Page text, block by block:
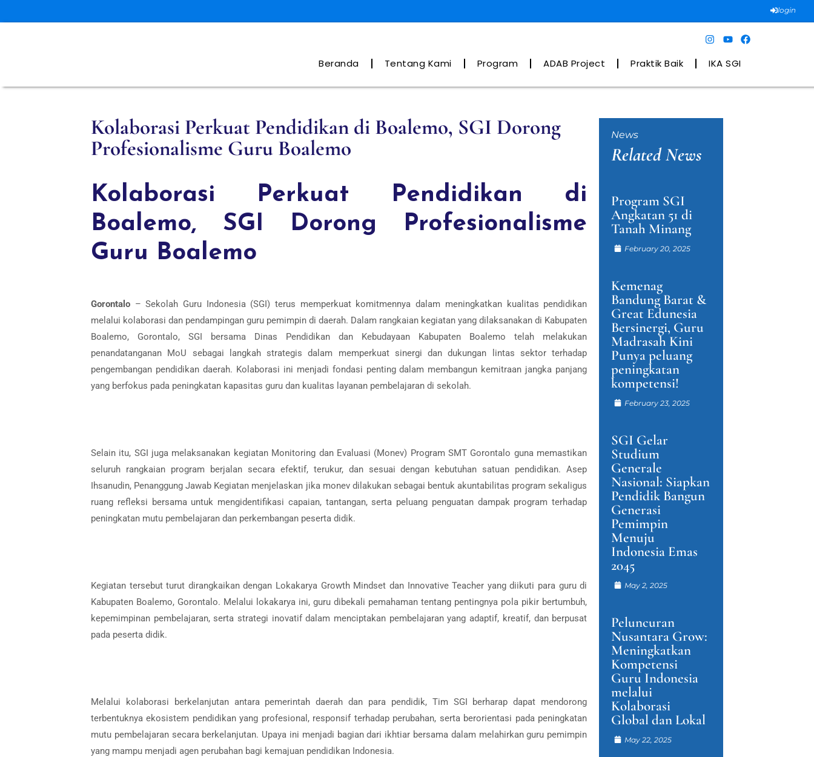
login
Beranda Tentang Kami Program ADAB Project Praktik Baik IKA SGI
Kolaborasi Perkuat Pendidikan di Boalemo, SGI Dorong
Profesionalisme Guru Boalemo
Kolaborasi Perkuat Pendidikan di
Boalemo, SGI Dorong Profesionalisme
Guru Boalemo
Gorontalo – Sekolah Guru Indonesia (SGI) terus memperkuat komitmennya dalam meningkatkan kualitas pendidikan
melalui kolaborasi dan pendampingan guru pemimpin di daerah. Dalam rangkaian kegiatan yang dilaksanakan di Kabupaten
Boalemo, Gorontalo, SGI bersama Dinas Pendidikan dan Kebudayaan Kabupaten Boalemo telah melakukan
penandatanganan MoU sebagai langkah strategis dalam memperkuat sinergi dan dukungan lintas sektor terhadap
pengembangan pendidikan daerah. Kolaborasi ini menjadi fondasi penting dalam membangun kemitraan jangka panjang
yang berfokus pada peningkatan kapasitas guru dan kualitas layanan pembelajaran di sekolah.
Selain itu, SGI juga melaksanakan kegiatan Monitoring dan Evaluasi (Monev) Program SMT Gorontalo guna memastikan
seluruh rangkaian program berjalan secara efektif, terukur, dan sesuai dengan kebutuhan satuan pendidikan. Asep
Ihsanudin, Penanggung Jawab Kegiatan menjelaskan jika monev dilakukan sebagai bentuk akuntabilitas program sekaligus
ruang refleksi bersama untuk mengidentifikasi capaian, tantangan, serta peluang penguatan dampak program terhadap
peningkatan mutu pembelajaran dan perkembangan peserta didik.
Kegiatan tersebut turut dirangkaikan dengan Lokakarya Growth Mindset dan Innovative Teacher yang diikuti para guru di
Kabupaten Boalemo, Gorontalo. Melalui lokakarya ini, guru dibekali pemahaman tentang pentingnya pola pikir bertumbuh,
kepemimpinan pembelajaran, serta strategi inovatif dalam menciptakan pembelajaran yang adaptif, kreatif, dan berpusat
pada peserta didik.
Melalui kolaborasi berkelanjutan antara pemerintah daerah dan para pendidik, Tim SGI berharap dapat mendorong
terbentuknya ekosistem pendidikan yang profesional, responsif terhadap perubahan, serta berorientasi pada peningkatan
mutu pembelajaran secara berkelanjutan. Upaya ini menjadi bagian dari ikhtiar bersama dalam melahirkan guru pemimpin
yang mampu menjadi agen perubahan bagi kemajuan pendidikan Indonesia.
News
Related News
Program SGI
Angkatan 51 di
Tanah Minang
February 20, 2025
Kemenag
Bandung Barat &
Great Edunesia
Bersinergi, Guru
Madrasah Kini
Punya peluang
peningkatan
kompetensi!
February 23, 2025
SGI Gelar
Studium
Generale
Nasional: Siapkan
Pendidik Bangun
Generasi
Pemimpin
Menuju
Indonesia Emas
2045
May 2, 2025
Peluncuran
Nusantara Grow:
Meningkatkan
Kompetensi
Guru Indonesia
melalui
Kolaborasi
Global dan Lokal
May 22, 2025